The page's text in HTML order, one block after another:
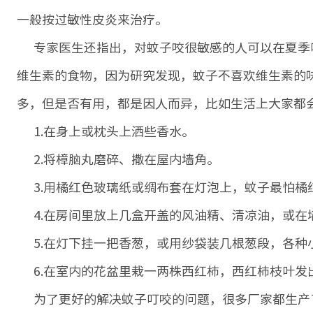
一般按过敏性皮炎来治疗。
专家医生还指出，对蚊子咬很敏感的人可以在夏
维生素的食物，因为研究发现，蚊子不喜欢维生素
多，但是否有用，都是因人而异，比如生活上大家都
1.在身上或枕头上洒些香水。
2.将樟脑丸磨碎、撒在屋内墙角。
3.用橘红色玻璃纸或绸布套在灯泡上，蚊子最怕橘
4.在房间里放上几盒开盖的风油精、清凉油，或在
5.在灯下挂一把香葱，或用纱袋装几根葱段，各种
6.在室内的花盆里栽一两株西红柿，西红柿枝叶发
为了更好的解决蚊子叮咬的问题，很多厂家都生